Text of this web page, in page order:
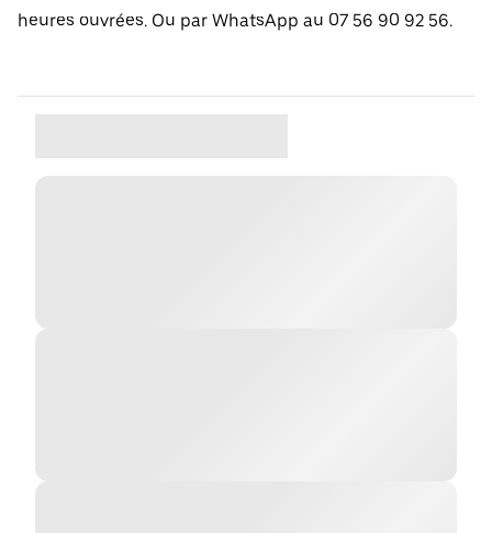
heures ouvrées. Ou par WhatsApp au 07 56 90 92 56.